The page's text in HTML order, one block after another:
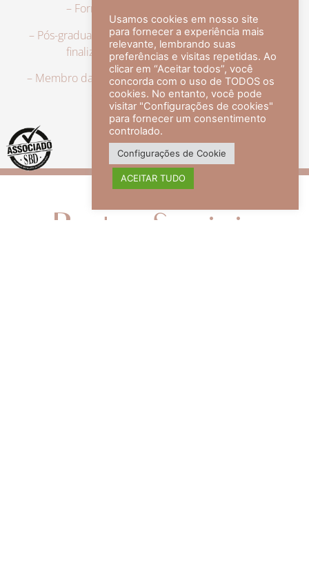
– Formação em Medicina pela UFRJ.
– Pós-graduação em Dermatologia pela UFRJ, tendo
finalizado a especialização em 2007.
– Membro da Sociedade Brasileira de Dermatologia,
com título de especialista.
veja mais +
Redes Sociais
Usamos cookies em nosso site
para fornecer a experiência mais
relevante, lembrando suas
preferências e visitas repetidas. Ao
clicar em “Aceitar todos”, você
concorda com o uso de TODOS os
cookies. No entanto, você pode
visitar "Configurações de cookies"
para fornecer um consentimento
controlado.
Configurações de Cookie
ACEITAR TUDO